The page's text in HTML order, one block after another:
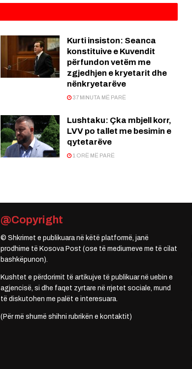
Kurti insiston: Seanca
konstituive e Kuvendit
përfundon vetëm me
zgjedhjen e kryetarit dhe
nënkryetarëve
37 MINUTA MË PARË
Lushtaku: Çka mbjell korr,
LVV po tallet me besimin e
qytetarëve
1 ORË MË PARË
@Copyright
© Shkrimet e publikuara në këtë platformë, janë
prodhime të Kosova Post (ose të mediumeve me të cilat
bashkëpunon).
Kushtet e përdorimit të artikujve të publikuar në uebin e
agjencisë, si dhe faqet zyrtare në rrjetet sociale, mund
të diskutohen me palët e interesuara.
(Për më shumë shihni rubrikën e kontaktit)